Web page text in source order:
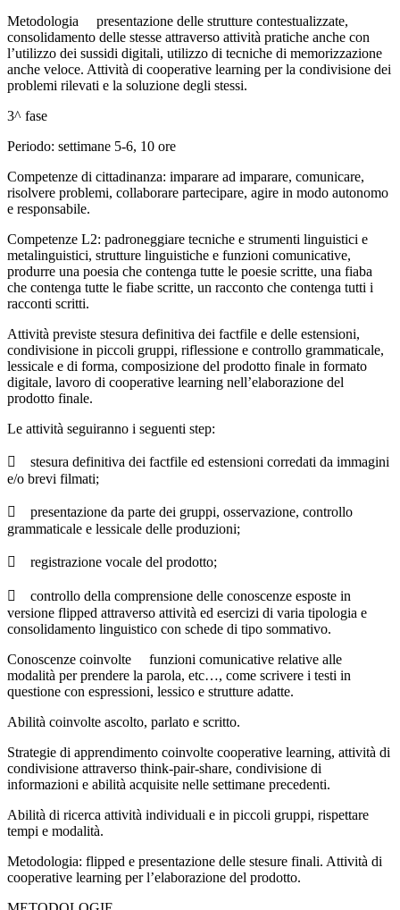
Metodologia presentazione delle strutture contestualizzate,
consolidamento delle stesse attraverso attività pratiche anche con
l’utilizzo dei sussidi digitali, utilizzo di tecniche di memorizzazione
anche veloce. Attività di cooperative learning per la condivisione dei
problemi rilevati e la soluzione degli stessi.
3^ fase
Periodo: settimane 5-6, 10 ore
Competenze di cittadinanza: imparare ad imparare, comunicare,
risolvere problemi, collaborare partecipare, agire in modo autonomo
e responsabile.
Competenze L2: padroneggiare tecniche e strumenti linguistici e
metalinguistici, strutture linguistiche e funzioni comunicative,
produrre una poesia che contenga tutte le poesie scritte, una fiaba
che contenga tutte le fiabe scritte, un racconto che contenga tutti i
racconti scritti.
Attività previste stesura definitiva dei factfile e delle estensioni,
condivisione in piccoli gruppi, riflessione e controllo grammaticale,
lessicale e di forma, composizione del prodotto finale in formato
digitale, lavoro di cooperative learning nell’elaborazione del
prodotto finale.
Le attività seguiranno i seguenti step:
 stesura definitiva dei factfile ed estensioni corredati da immagini
e/o brevi filmati;
 presentazione da parte dei gruppi, osservazione, controllo
grammaticale e lessicale delle produzioni;
 registrazione vocale del prodotto;
 controllo della comprensione delle conoscenze esposte in
versione flipped attraverso attività ed esercizi di varia tipologia e
consolidamento linguistico con schede di tipo sommativo.
Conoscenze coinvolte funzioni comunicative relative alle
modalità per prendere la parola, etc…, come scrivere i testi in
questione con espressioni, lessico e strutture adatte.
Abilità coinvolte ascolto, parlato e scritto.
Strategie di apprendimento coinvolte cooperative learning, attività di
condivisione attraverso think-pair-share, condivisione di
informazioni e abilità acquisite nelle settimane precedenti.
Abilità di ricerca attività individuali e in piccoli gruppi, rispettare
tempi e modalità.
Metodologia: flipped e presentazione delle stesure finali. Attività di
cooperative learning per l’elaborazione del prodotto.